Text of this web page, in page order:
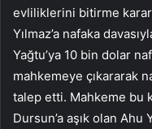
evliliklerini bitirme
Yılmaz’a nafaka
Yağtu’ya 10 bin dolar
mahkemeye çıkararak
talep etti. Mahkeme bu
Dursun’a aşık olan